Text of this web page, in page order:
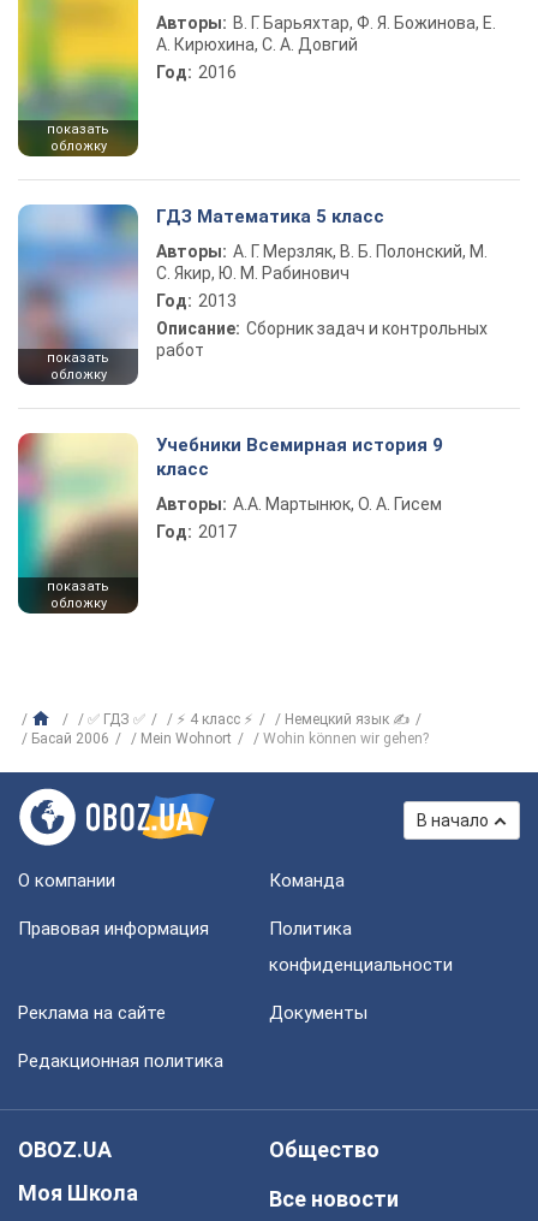
показать
обложку
Авторы: В. Г. Барьяхтар, Ф. Я. Божинова, Е.
А. Кирюхина, С. А. Довгий
Год: 2016
показать
обложку
ГДЗ Математика 5 класс
Авторы: А. Г. Мерзляк, В. Б. Полонский, М.
С. Якир, Ю. М. Рабинович
Год: 2013
Описание: Сборник задач и контрольных
работ
показать
обложку
Учебники Всемирная история 9
класс
Авторы: А.А. Мартынюк, О. А. Гисем
Год: 2017
✅ ГДЗ ✅ ⚡ 4 класс ⚡
Немецкий язык ✍
Басай 2006
Mein Wohnort Wohin können wir gehen?
В начало
О компании Команда
Правовая информация
Политика
конфиденциальности
Реклама на сайте Документы
Редакционная политика
OBOZ.UA
Моя Школа
Общество
Все новости